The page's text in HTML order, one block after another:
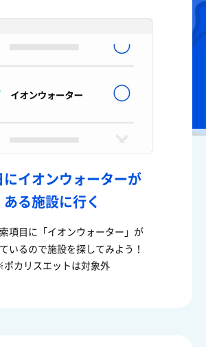
イオンウォーターが
ある施設に行く
項目に「イオンウォーター」が
いるので施設を探してみよう！
カリスエットは対象外